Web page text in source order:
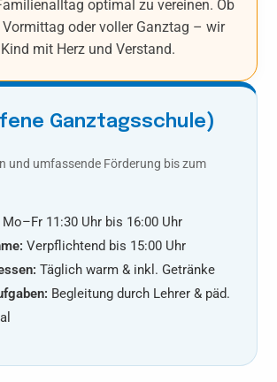
optimal zu vereinen. Ob
oder voller Ganztag – wir
mit Herz und Verstand.
Ganztagsschule)
und umfassende Förderung bis zum
Mo–Fr 11:30 Uhr bis 16:00 Uhr
Verpflichtend bis 15:00 Uhr
Täglich warm & inkl. Getränke
Begleitung durch Lehrer & päd.